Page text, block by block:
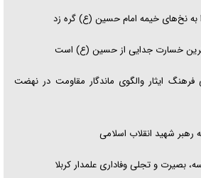
نخ‌های خیمه امام حسین (ع) گره زد
خسارت جدایی از حسین (ع) است
ایثار والگوی ماندگار مقاومت در نهضت
بصیرت و تجلی وفاداری علمدار کربلا